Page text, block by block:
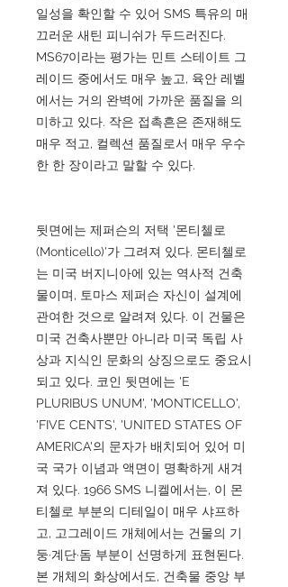
일성을 확인할 수 있어 SMS 특유의 매
끄러운 새틴 피니쉬가 두드러진다.
MS67이라는 평가는 민트 스테이트 그
레이드 중에서도 매우 높고, 육안 레벨
에서는 거의 완벽에 가까운 품질을 의
미하고 있다. 작은 접촉흔은 존재해도
매우 적고, 컬렉션 품질로서 매우 우수
한 한 장이라고 말할 수 있다.
뒷면에는 제퍼슨의 저택 '몬티첼로
(Monticello)'가 그려져 있다. 몬티첼로
는 미국 버지니아에 있는 역사적 건축
물이며, 토마스 제퍼슨 자신이 설계에
관여한 것으로 알려져 있다. 이 건물은
미국 건축사뿐만 아니라 미국 독립 사
상과 지식인 문화의 상징으로도 중요시
되고 있다. 코인 뒷면에는 'E
PLURIBUS UNUM', 'MONTICELLO',
'FIVE CENTS', 'UNITED STATES OF
AMERICA'의 문자가 배치되어 있어 미
국 국가 이념과 액면이 명확하게 새겨
져 있다. 1966 SMS 니켈에서는, 이 몬
티첼로 부분의 디테일이 매우 샤프하
고, 고그레이드 개체에서는 건물의 기
둥·계단·돔 부분이 선명하게 표현된다.
본 개체의 화상에서도, 건축물 중앙 부